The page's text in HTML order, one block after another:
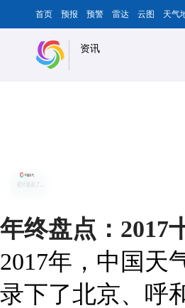
首页 预报 预警 雷达 云图 天气
资讯
年终盘点：2017
2017年，中国天
录下了北京、呼